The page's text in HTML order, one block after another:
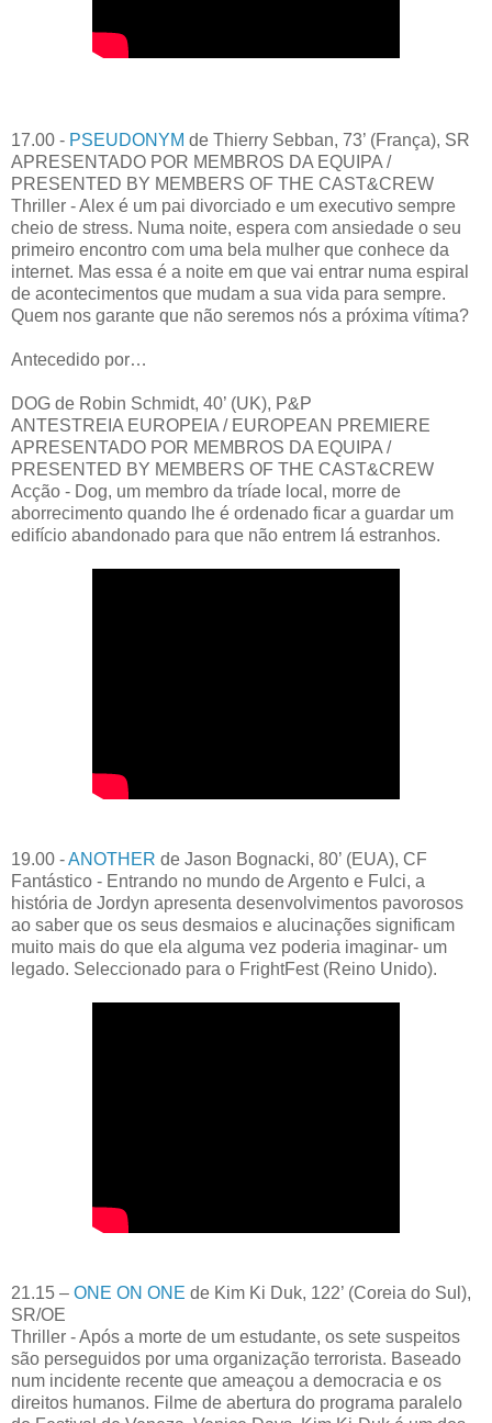
17.00 - PSEUDONYM de Thierry Sebban, 73’ (França), SR
APRESENTADO POR MEMBROS DA EQUIPA /
PRESENTED BY MEMBERS OF THE CAST&CREW
Thriller - Alex é um pai divorciado e um executivo sempre
cheio de stress. Numa noite, espera com ansiedade o seu
primeiro encontro com uma bela mulher que conhece da
internet. Mas essa é a noite em que vai entrar numa espiral
de acontecimentos que mudam a sua vida para sempre.
Quem nos garante que não seremos nós a próxima vítima?
Antecedido por…
DOG de Robin Schmidt, 40’ (UK), P&P
ANTESTREIA EUROPEIA / EUROPEAN PREMIERE
APRESENTADO POR MEMBROS DA EQUIPA /
PRESENTED BY MEMBERS OF THE CAST&CREW
Acção - Dog, um membro da tríade local, morre de
aborrecimento quando lhe é ordenado ficar a guardar um
edifício abandonado para que não entrem lá estranhos.
19.00 -ANOTHER de Jason Bognacki, 80’ (EUA), CF
Fantástico - Entrando no mundo de Argento e Fulci, a
história de Jordyn apresenta desenvolvimentos pavorosos
ao saber que os seus desmaios e alucinações significam
muito mais do que ela alguma vez poderia imaginar- um
legado. Seleccionado para o FrightFest (Reino Unido).
21.15 – ONE ON ONE de Kim Ki Duk, 122’ (Coreia do Sul),
SR/OE
Thriller - Após a morte de um estudante, os sete suspeitos
são perseguidos por uma organização terrorista. Baseado
num incidente recente que ameaçou a democracia e os
direitos humanos. Filme de abertura do programa paralelo